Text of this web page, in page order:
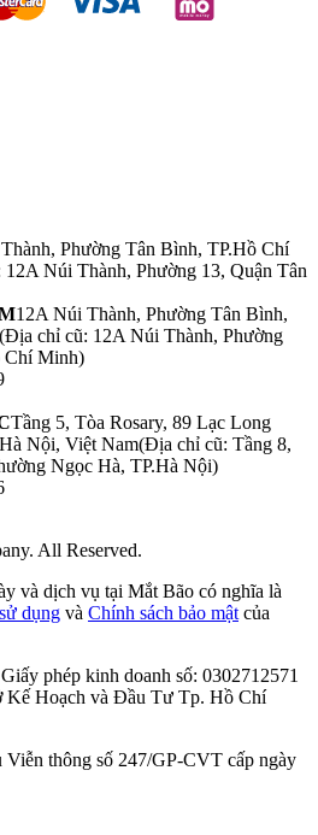
Phường Tân Bình, TP.Hồ Chí
Núi Thành, Phường 13, Quận Tân
12A Núi Thành, Phường Tân Bình,
(Địa chỉ cũ: 12A Núi Thành, Phường
Chí Minh)
Tầng 5, Tòa Rosary, 89 Lạc Long
Nội, Việt Nam(Địa chỉ cũ: Tầng 8,
Ngọc Hà, TP.Hà Nội)
All Reserved.
và dịch vụ tại Mắt Bão có nghĩa là
dụng và Chính sách bảo mật của
phép kinh doanh số: 0302712571
Kế Hoạch và Đầu Tư Tp. Hồ Chí
Viễn thông số 247/GP-CVT cấp ngày